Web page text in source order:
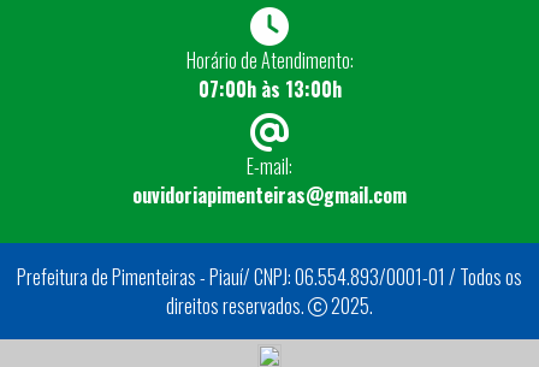
Horário de Atendimento:
07:00h às 13:00h
E-mail:
ouvidoriapimenteiras@gmail.com
Prefeitura de Pimenteiras - Piauí/ CNPJ: 06.554.893/0001-01 / Todos os
direitos reservados.
2025.